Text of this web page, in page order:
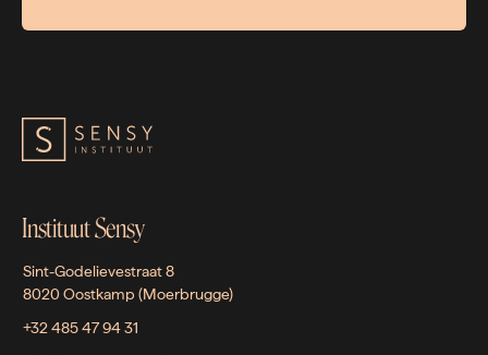
Instituut Sensy
Sint-Godelievestraat 8
8020 Oostkamp (Moerbrugge)
+32 485 47 94 31